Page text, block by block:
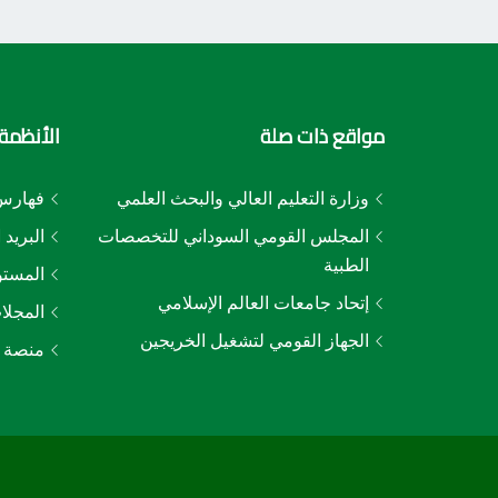
مواقع ذات صلة
وزارة التعليم العالي والبحث العلمي
المجلس القومي السوداني للتخصصات
الطبية
إتحاد جامعات العالم الإسلامي
الجهاز القومي لتشغيل الخريجين
منصة